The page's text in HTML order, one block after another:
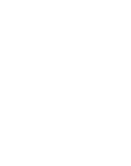
listához
on sale